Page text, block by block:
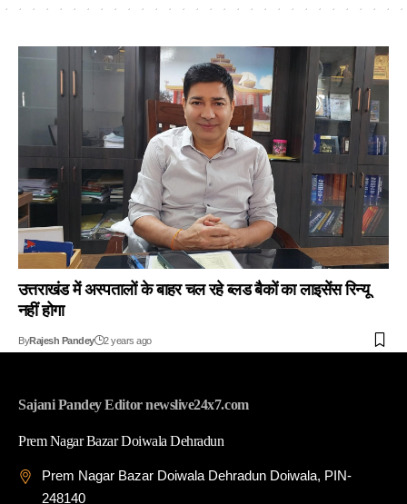
उत्तराखंड में अस्पतालों के बाहर चल रहे ब्लड बैकों का लाइसेंस रिन्यू
नहीं होगा
ByRajesh Pandey 2 years ago
Sajani Pandey Editor newslive24x7.com
Prem Nagar Bazar Doiwala Dehradun
Prem Nagar Bazar Doiwala Dehradun Doiwala, PIN-
248140